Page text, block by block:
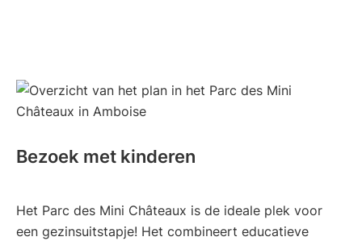
Bezoek met kinderen
Het Parc des Mini Châteaux is de ideale plek voor
een gezinsuitstapje! Het combineert educatieve